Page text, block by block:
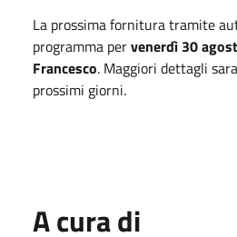
La prossima fornitura tramite
programma pervenerdì 30
Francesco. Maggiori dettagli
prossimi giorni.
A cura di